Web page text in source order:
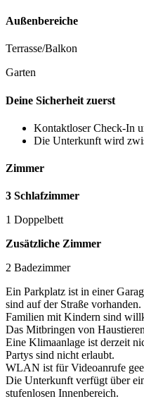
Außenbereiche
Terrasse/Balkon
Garten
Deine Sicherheit zuerst
Kontaktloser Check-In
Die Unterkunft wird
Zimmer
3 Schlafzimmer
1 Doppelbett
Zusätzliche Zimmer
2 Badezimmer
Ein Parkplatz ist in einer
sind auf der Straße vorhanden.
Familien mit Kindern sind
Das Mitbringen von
Eine Klimaanlage ist derzeit
Partys sind nicht erlaubt.
WLAN ist für Videoanrufe
Die Unterkunft verfügt über
stufenlosen Innenbereich.